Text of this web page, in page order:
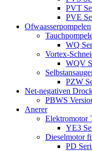
PVT
PVE
Ofwaasserpompelen
WQ
Vortex-
WQV
PZW
Net-negativen
PBWS
Anerer
Elektromotor
YE3
Dieselmotor
PD